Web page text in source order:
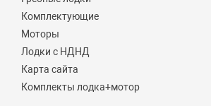
Комплектующие
Моторы
Лодки с НДНД
Карта сайта
Комплекты лодка+мотор